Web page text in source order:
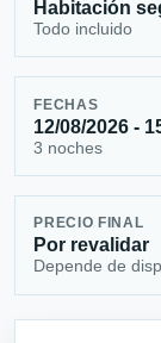
Habitación
Todo incluido
FECHAS
12/08/2026 -
3 noches
PRECIO FINAL
Por revalidar
Depende de